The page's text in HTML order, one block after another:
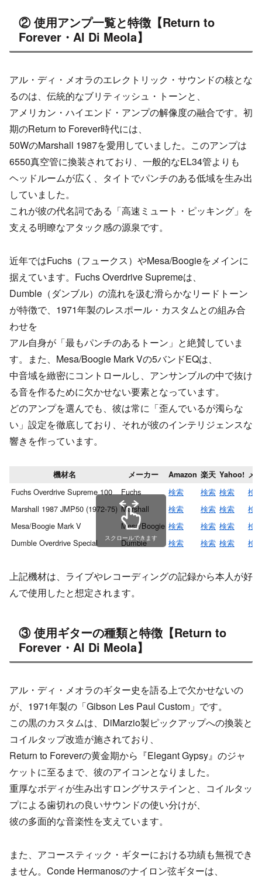
② 使用アンプ一覧と特徴【Return to
Forever・Al Di Meola】
アル・ディ・メオラのエレクトリック・サウンドの核とな
るのは、伝統的なブリティッシュ・トーンと、
アメリカン・ハイエンド・アンプの解像度の融合です。初
期のReturn to Forever時代には、
50WのMarshall 1987を愛用していました。このアンプは
6550真空管に換装されており、一般的なEL34管よりも
ヘッドルームが広く、タイトでパンチのある低域を生み出
していました。
これが彼の代名詞である「高速ミュート・ピッキング」を
支える明瞭なアタック感の源泉です。
近年ではFuchs（フュークス）やMesa/Boogieをメインに
据えています。Fuchs Overdrive Supremeは、
Dumble（ダンブル）の流れを汲む滑らかなリードトーン
が特徴で、1971年製のレスポール・カスタムとの組み合
わせを
アル自身が「最もパンチのあるトーン」と絶賛していま
す。また、Mesa/Boogie Mark Vの5バンドEQは、
中音域を緻密にコントロールし、アンサンブルの中で抜け
る音を作るために欠かせない要素となっています。
どのアンプを選んでも、彼は常に「歪んでいるが濁らな
い」設定を徹底しており、それが彼のインテリジェンスな
響きを作っています。
機材名 メーカー Amazon 楽天 Yahoo! メ
Fuchs Overdrive Supreme 100 Fuchs 検索 検索 検索
検
Marshall 1987 JMP50 (1972-75) Marshall 検索 検索 検索
検
Mesa/Boogie Mark V
Mesa/Boogie 検索 検索 検索
検
Dumble Overdrive Special
Dumble 検索 検索 検索 検
スクロールできます
上記機材は、ライブやレコーディングの記録から本人が好
んで使用したと想定されます。
③ 使用ギターの種類と特徴【Return to
Forever・Al Di Meola】
アル・ディ・メオラのギター史を語る上で欠かせないの
が、1971年製の「Gibson Les Paul Custom」です。
この黒のカスタムは、DiMarzio製ピックアップへの換装と
コイルタップ改造が施されており、
Return to Foreverの黄金期から『Elegant Gypsy』のジャ
ケットに至るまで、彼のアイコンとなりました。
重厚なボディが生み出すロングサステインと、コイルタッ
プによる歯切れの良いサウンドの使い分けが、
彼の多面的な音楽性を支えています。
また、アコースティック・ギターにおける功績も無視でき
ません。Conde Hermanosのナイロン弦ギターは、